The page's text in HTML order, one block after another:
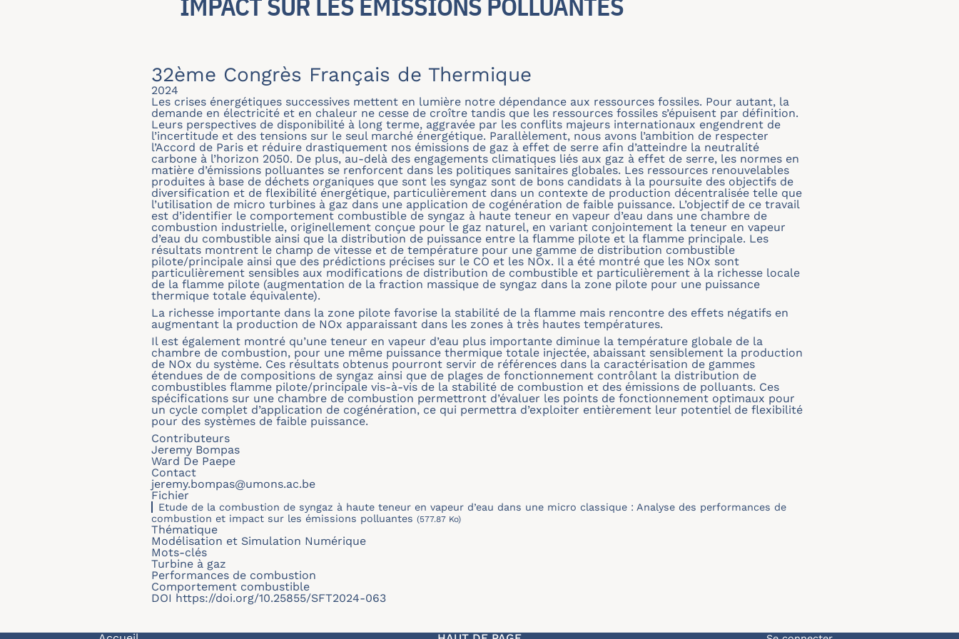
32ème Congrès Français de Thermique
2024
Les crises énergétiques successives mettent en lumière notre dépendance aux ressources fossiles. Pour autant, la
demande en électricité et en chaleur ne cesse de croître tandis que les ressources fossiles s’épuisent par définition.
Leurs perspectives de disponibilité à long terme, aggravée par les conflits majeurs internationaux engendrent de
l’incertitude et des tensions sur le seul marché énergétique. Parallèlement, nous avons l’ambition de respecter
l’Accord de Paris et réduire drastiquement nos émissions de gaz à effet de serre afin d’atteindre la neutralité
carbone à l’horizon 2050. De plus, au-delà des engagements climatiques liés aux gaz à effet de serre, les normes en
matière d’émissions polluantes se renforcent dans les politiques sanitaires globales. Les ressources renouvelables
produites à base de déchets organiques que sont les syngaz sont de bons candidats à la poursuite des objectifs de
diversification et de flexibilité énergétique, particulièrement dans un contexte de production décentralisée telle que
l’utilisation de micro turbines à gaz dans une application de cogénération de faible puissance. L’objectif de ce travail
est d’identifier le comportement combustible de syngaz à haute teneur en vapeur d’eau dans une chambre de
combustion industrielle, originellement conçue pour le gaz naturel, en variant conjointement la teneur en vapeur
d’eau du combustible ainsi que la distribution de puissance entre la flamme pilote et la flamme principale. Les
résultats montrent le champ de vitesse et de température pour une gamme de distribution combustible
pilote/principale ainsi que des prédictions précises sur le CO et les NOx. Il a été montré que les NOx sont
particulièrement sensibles aux modifications de distribution de combustible et particulièrement à la richesse locale
de la flamme pilote (augmentation de la fraction massique de syngaz dans la zone pilote pour une puissance
thermique totale équivalente).
La richesse importante dans la zone pilote favorise la stabilité de la flamme mais rencontre des effets négatifs en
augmentant la production de NOx apparaissant dans les zones à très hautes températures.
Il est également montré qu’une teneur en vapeur d’eau plus importante diminue la température globale de la
chambre de combustion, pour une même puissance thermique totale injectée, abaissant sensiblement la production
de NOx du système. Ces résultats obtenus pourront servir de références dans la caractérisation de gammes
étendues de de compositions de syngaz ainsi que de plages de fonctionnement contrôlant la distribution de
combustibles flamme pilote/principale vis-à-vis de la stabilité de combustion et des émissions de polluants. Ces
spécifications sur une chambre de combustion permettront d’évaluer les points de fonctionnement optimaux pour
un cycle complet d’application de cogénération, ce qui permettra d’exploiter entièrement leur potentiel de flexibilité
pour des systèmes de faible puissance.
Contributeurs
Jeremy Bompas
Ward De Paepe
Contact
jeremy.bompas@umons.ac.be
Fichier
Etude de la combustion de syngaz à haute teneur en vapeur d’eau dans une micro classique : Analyse des performances de
combustion et impact sur les émissions polluantes (577.87 Ko)
Thématique
Modélisation et Simulation Numérique
Mots-clés
Turbine à gaz
Performances de combustion
Comportement combustible
DOI https://doi.org/10.25855/SFT2024-063